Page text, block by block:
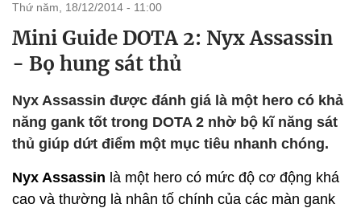
thứ năm, 18/12/2014 - 11:00
Mini Guide DOTA 2: Nyx Assassin
- Bọ hung sát thủ
Nyx Assassin được đánh giá là một hero có khả
năng gank tốt trong DOTA 2 nhờ bộ kĩ năng sát
thủ giúp dứt điểm một mục tiêu nhanh chóng.
Nyx Assassin là một hero có mức độ cơ động khá
cao và thường là nhân tố chính của các màn gank